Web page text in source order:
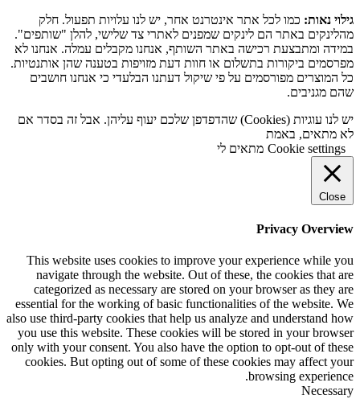
גילוי נאות: כמו לכל אתר אינטרנט אחר, יש לנו עלויות תפעול. חלק
מהלינקים באתר הם לינקים שמפנים לאתרי צד שלישי, להלן "שותפים".
במידה ומתבצעת רכישה באתר השותף, אנחנו מקבלים עמלה. אנחנו לא
מפרסמים ביקורות בתשלום או חוות דעת מזויפות בטענה שהן אותנטיות.
כל המוצרים מפורסמים על פי שיקול דעתנו הבלעדי כי אנחנו חושבים
שהם מגניבים.
יש לנו עוגיות (Cookies) שהדפדפן שלכם יעוף עליהן. אבל זה בסדר אם
לא מתאים, באמת
Cookie settings מתאים לי
Close
Privacy Overview
This website uses cookies to improve your experience while you
navigate through the website. Out of these, the cookies that are
categorized as necessary are stored on your browser as they are
essential for the working of basic functionalities of the website. We
also use third-party cookies that help us analyze and understand how
you use this website. These cookies will be stored in your browser
only with your consent. You also have the option to opt-out of these
cookies. But opting out of some of these cookies may affect your
browsing experience.
Necessary